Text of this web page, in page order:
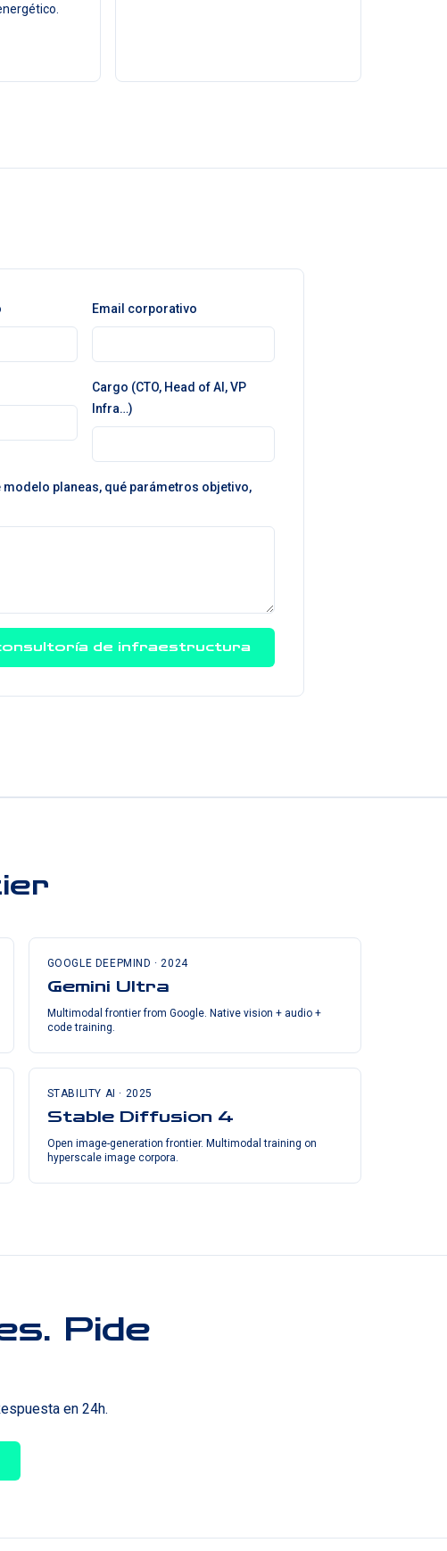
Email corporativo
Cargo (CTO, Head of AI, VP
Infra…)
modelo planeas, qué parámetros objetivo,
de infraestructura
GOOGLE DEEPMIND ·2024
Gemini Ultra
Multimodal frontier from Google. Native vision + audio +
code training.
STABILITY AI · 2025
Stable Diffusion 4
Open image-generation frontier. Multimodal training on
hyperscale image corpora.
Pide
en 24h.